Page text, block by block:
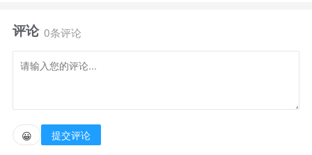
了重制版。 某人欣喜落狂，会不会出全国大赛，全国
大赛会不会不如之前的精彩。 之后他又没了，真T喵
的没了。 于是多了个作者，不好意思井上你骗去的眼
年，三井也不在是浪子回头，没了那句话教练我
想……，樱木出场震撼全局，宫城也不会受伤住
评论 0条评论
😀 提交评论